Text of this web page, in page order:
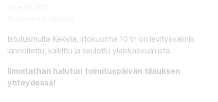
Istutusmulta Kekkilä, irtokuorma 10 tn on levitysvalmis
lannoitettu, kalkittu ja seulottu yleiskasvualusta.
Ilmoitathan halutun toimituspäivän tilauksen
yhteydessä!